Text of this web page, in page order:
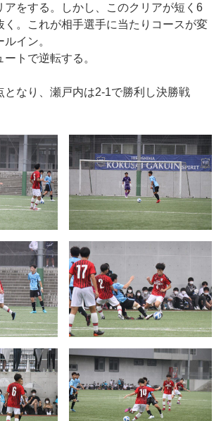
アをする。しかし、このクリアが短く6
く。これが相手選手に当たりコースが変
イン。
トで逆転する。
となり、瀬戸内は2-1で勝利し決勝戦